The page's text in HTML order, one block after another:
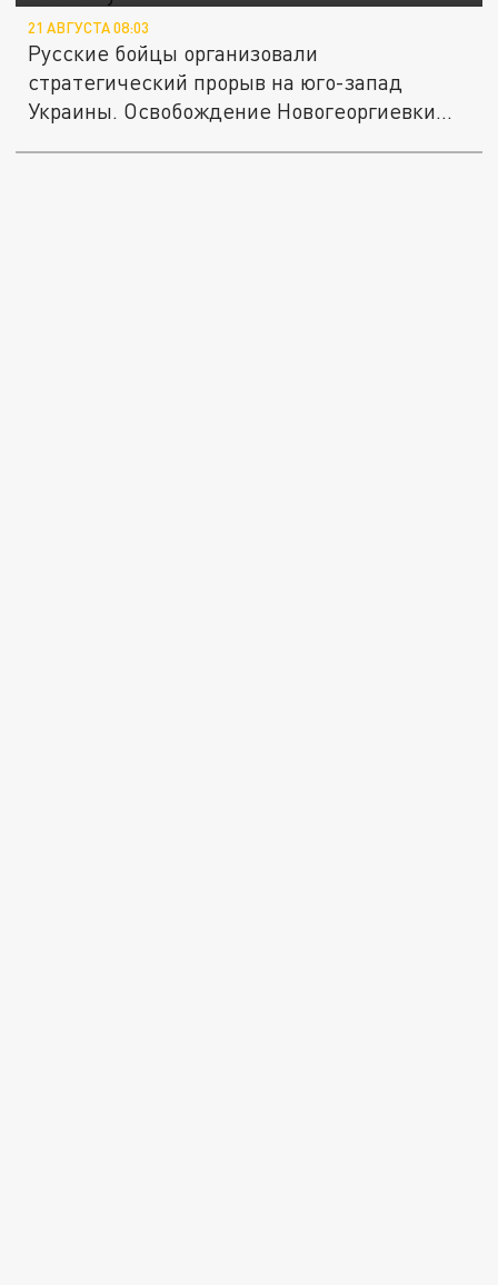
21 АВГУСТА 08:03
Русские бойцы организовали
стратегический прорыв на юго-запад
Украины. Освобождение Новогеоргиевки